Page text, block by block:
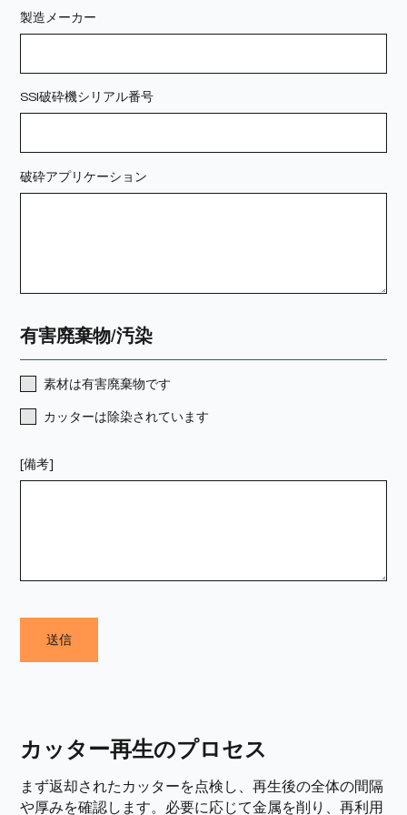
製造メーカー
SSI破砕機シリアル番号
破砕アプリケーション
有害廃棄物/汚染
素材は有害廃棄物です
カッターは除染されています
[備考]
カッター再生のプロセス
まず返却されたカッターを点検し、再生後の全体の間隔
や厚みを確認します。必要に応じて金属を削り、再利用